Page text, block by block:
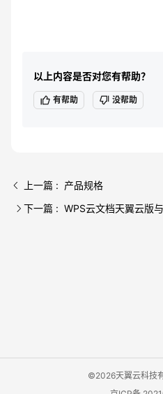
以上内容是否对您有帮助？
有帮助 没帮助
上一篇 : 产品规格
下一篇 : WPS云文档天翼云版
©2026天翼云科技